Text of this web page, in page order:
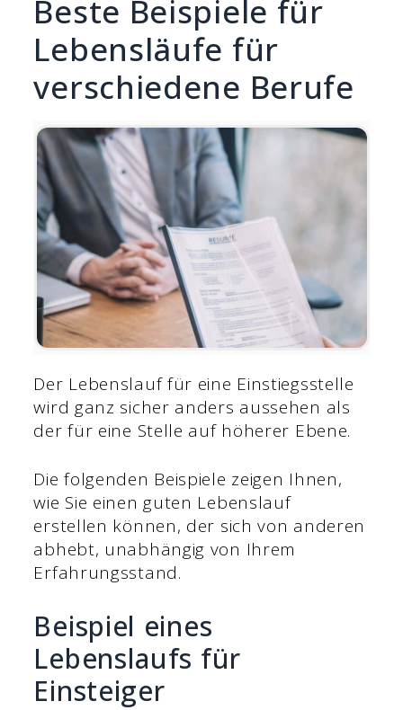
Beste Beispiele für
Lebensläufe für
verschiedene Berufe
Der Lebenslauf für eine Einstiegsstelle
wird ganz sicher anders aussehen als
der für eine Stelle auf höherer Ebene.
Die folgenden Beispiele zeigen Ihnen,
wie Sie einen guten Lebenslauf
erstellen können, der sich von anderen
abhebt, unabhängig von Ihrem
Erfahrungsstand.
Beispiel eines
Lebenslaufs für
Einsteiger